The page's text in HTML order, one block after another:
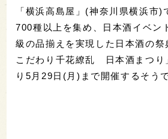
「横浜高島屋」(神奈川県横浜市)
700種以上を集め、日本酒イベン
級の品揃えを実現した日本酒の
こだわり千花繚乱 日本酒まつり
り5月29日(月)まで開催するそうで